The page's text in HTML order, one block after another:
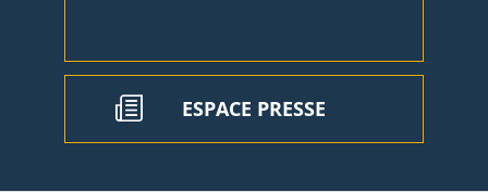
ESPACE PRESSE